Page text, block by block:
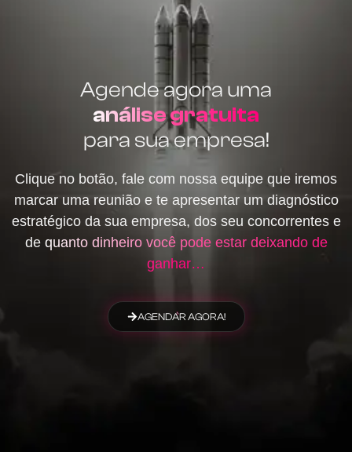
Agende agora uma
análise gratuita
para sua empresa!
Clique no botão, fale com nossa equipe que iremos
marcar uma reunião e te apresentar um diagnóstico
estratégico da sua empresa, dos seu concorrentes e
de quanto dinheiro você pode estar deixando de
ganhar…
AGENDAR AGORA!